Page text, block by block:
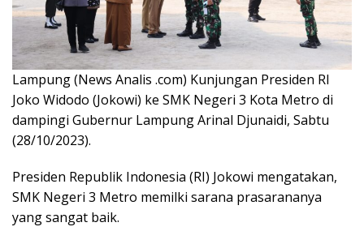
Lampung (News Analis .com) Kunjungan Presiden RI
Joko Widodo (Jokowi) ke SMK Negeri 3 Kota Metro di
dampingi Gubernur Lampung Arinal Djunaidi, Sabtu
(28/10/2023).
Presiden Republik Indonesia (RI) Jokowi mengatakan,
SMK Negeri 3 Metro memilki sarana prasarananya
yang sangat baik.